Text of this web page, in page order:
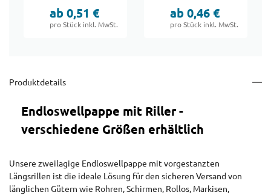
ab 0,51 €
pro Stück inkl. MwSt.
ab 0,46 €
pro Stück inkl. MwSt.
Produktdetails
Endloswellpappe mit Riller -
verschiedene Größen erhältlich
Unsere zweilagige Endloswellpappe mit vorgestanzten
Längsrillen ist die ideale Lösung für den sicheren Versand von
länglichen Gütern wie Rohren, Schirmen, Rollos, Markisen,